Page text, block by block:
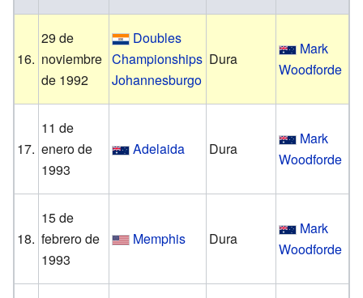
16.
29 de
noviembre
de 1992
Doubles
Championships
Johannesburgo
Dura
Mark
Woodforde
17.
11 de
enero de
1993
Adelaida Dura
Mark
Woodforde
18.
15 de
febrero de
1993
Memphis Dura
Mark
Woodforde